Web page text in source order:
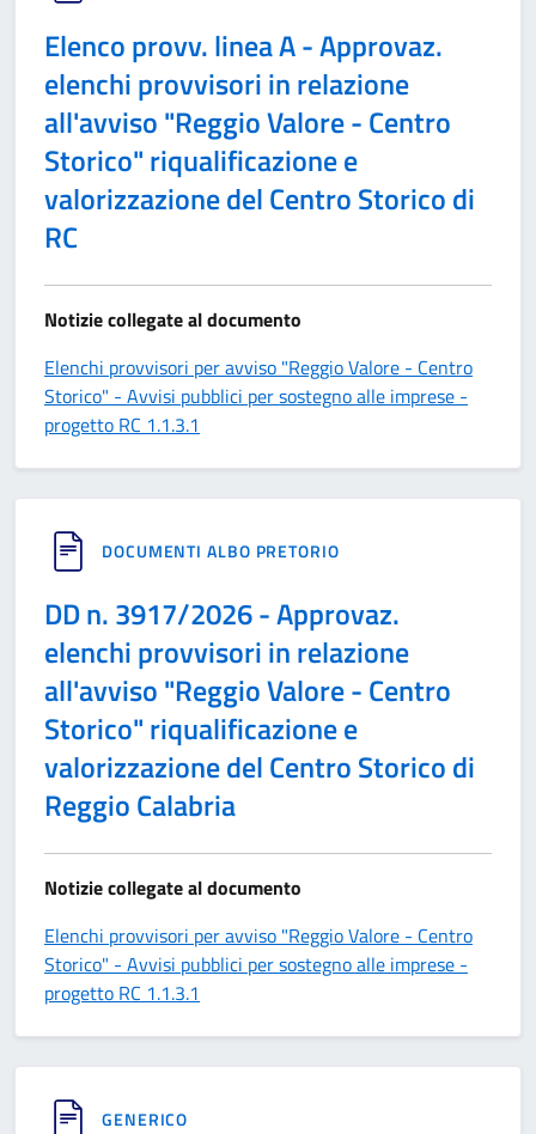
Elenco provv. linea A - Approvaz.
elenchi provvisori in relazione
all'avviso "Reggio Valore - Centro
Storico" riqualificazione e
valorizzazione del Centro Storico di
RC
Notizie collegate al documento
Elenchi provvisori per avviso "Reggio Valore - Centro
Storico" - Avvisi pubblici per sostegno alle imprese -
progetto RC 1.1.3.1
DOCUMENTI ALBO PRETORIO
DD n. 3917/2026 - Approvaz.
elenchi provvisori in relazione
all'avviso "Reggio Valore - Centro
Storico" riqualificazione e
valorizzazione del Centro Storico di
Reggio Calabria
Notizie collegate al documento
Elenchi provvisori per avviso "Reggio Valore - Centro
Storico" - Avvisi pubblici per sostegno alle imprese -
progetto RC 1.1.3.1
GENERICO